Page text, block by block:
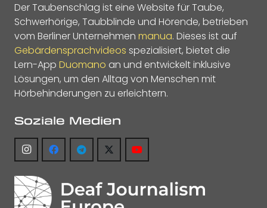
Der Taubenschlag ist eine Website für Taube,
Schwerhörige, Taubblinde und Hörende, betrieben
vom Berliner Unternehmen manua. Dieses ist auf
Gebärdensprachvideos spezialisiert, bietet die
Lern-App Duomano an und entwickelt inklusive
Lösungen, um den Alltag von Menschen mit
Hörbehinderungen zu erleichtern.
Soziale Medien